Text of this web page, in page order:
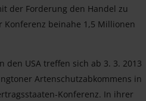
der Forderung den Handel zu
beinahe 1,5 Millionen
den USA treffen sich ab 3. 3. 2013
Artenschutzabkommens in
Konferenz. In ihrer